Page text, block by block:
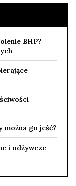
BHP?
można go jeść?
i odżywcze